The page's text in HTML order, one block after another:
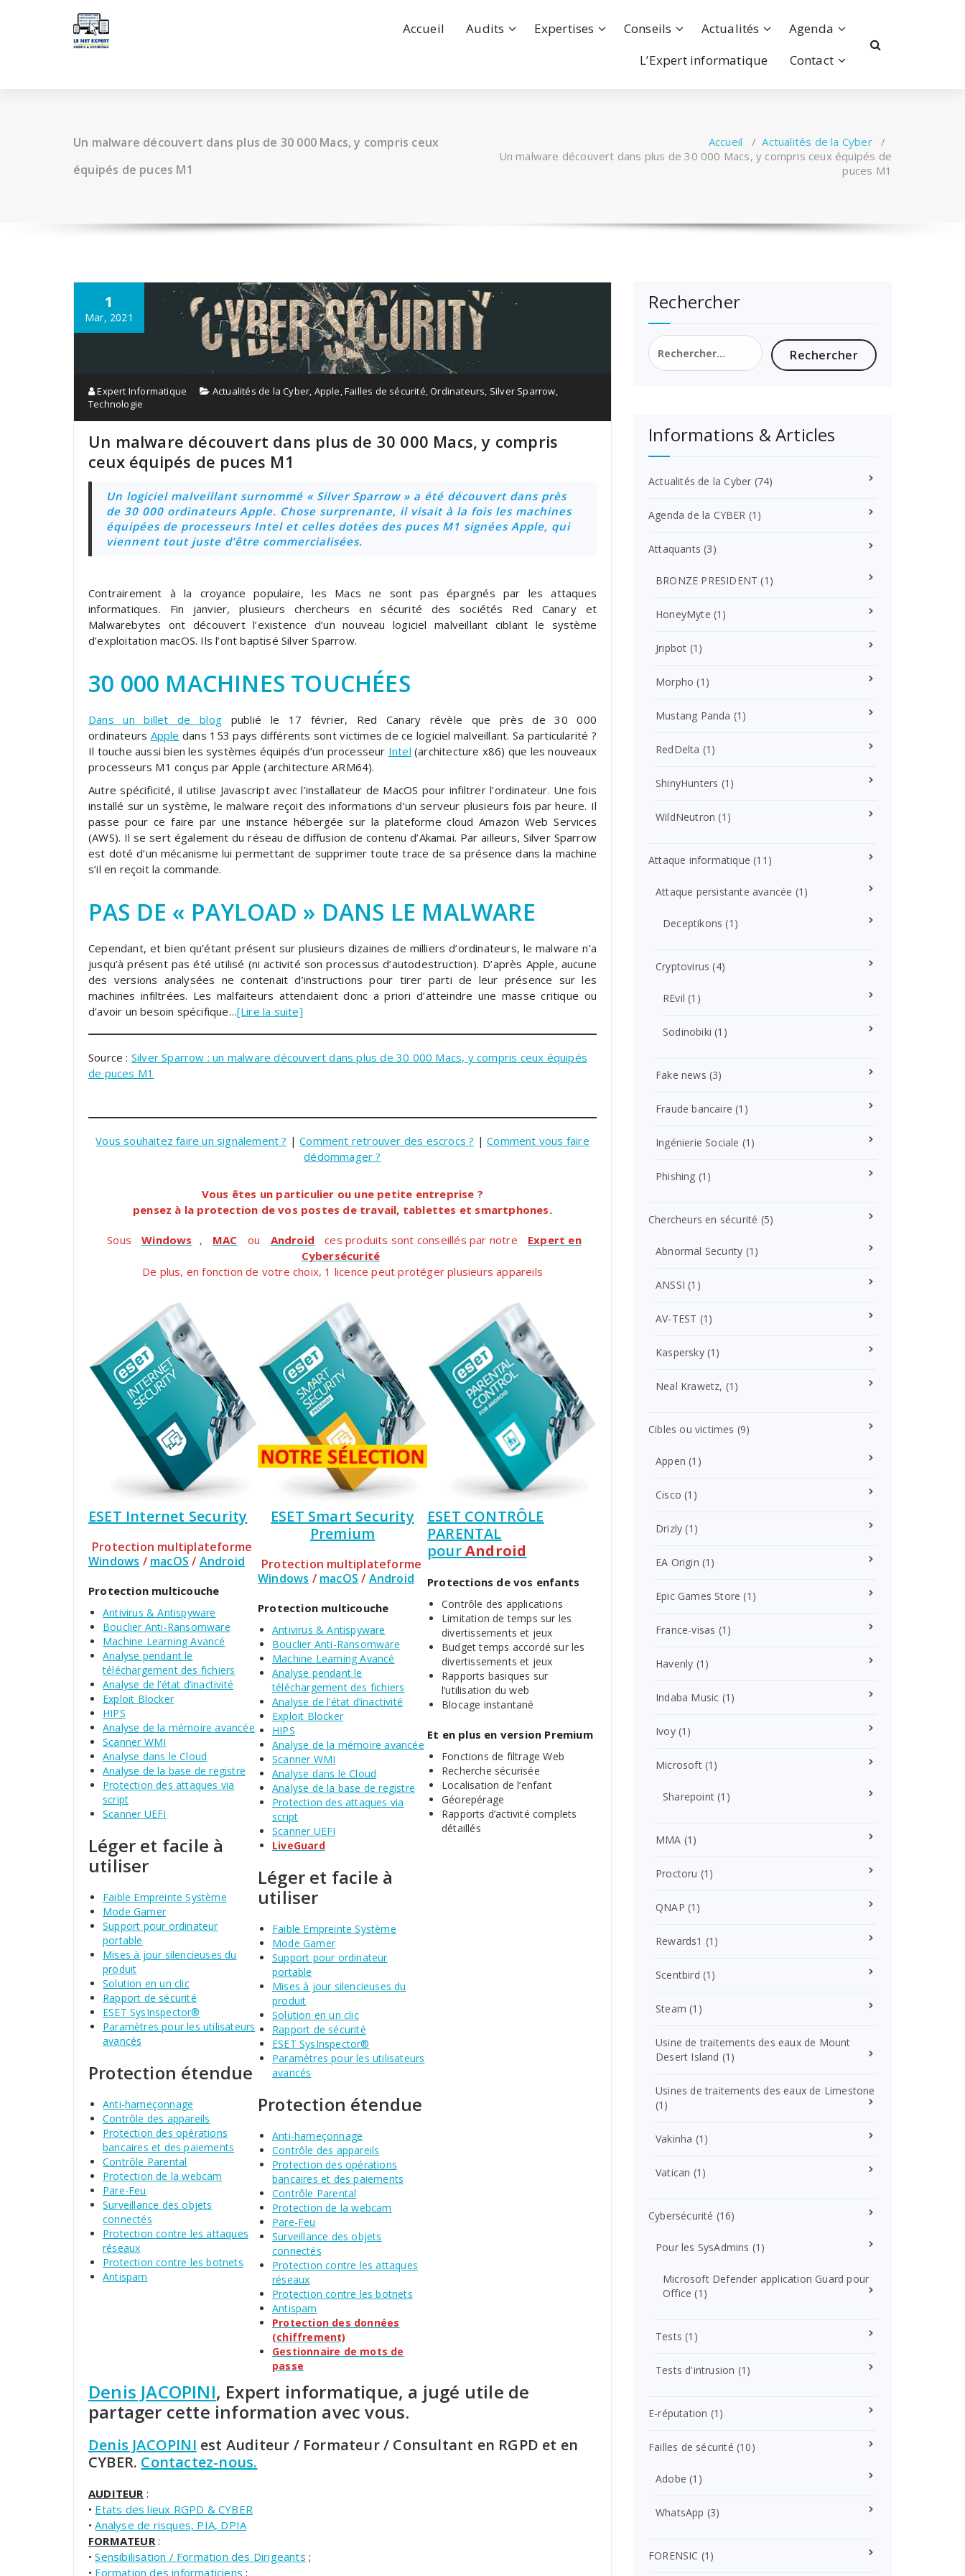
Accueil Audits Expertises Conseils Actualités
Agenda
L’Expert informatique
Contact
Un malware découvert dans plus de 30 000 Macs, y compris ceux
équipés de puces M1
Accueil /Actualités de la Cyber/
Un malware découvert dans plus de 30 000 Macs, y compris ceux équipés de
puces M1
1
Mar, 2021
Expert Informatique Actualités de la Cyber Apple ,Failles de sécurité ,Ordinateurs Silver Sparrow
Technologie
Un malware découvert dans plus de 30 000 Macs, y compris
ceux équipés de puces M1
Un logiciel malveillant surnommé « Silver Sparrow » a été découvert dans près
de 30 000 ordinateurs Apple. Chose surprenante, il visait à la fois les machines
équipées de processeurs Intel et celles dotées des puces M1 signées Apple, qui
viennent tout juste d’être commercialisées.
Contrairement à la croyance populaire, les Macs ne sont pas épargnés par les attaques
informatiques. Fin janvier, plusieurs chercheurs en sécurité des sociétés Red Canary et
Malwarebytes ont découvert l’existence d’un nouveau logiciel malveillant ciblant le système
d’exploitation macOS. Ils l’ont baptisé Silver Sparrow.
30 000 MACHINES TOUCHÉES
Dans un billet de blog publié le 17 février, Red Canary révèle que près de 30 000
ordinateurs Apple dans 153 pays différents sont victimes de ce logiciel malveillant. Sa particularité ?
Il touche aussi bien les systèmes équipés d’un processeur Intel (architecture x86) que les nouveaux
processeurs M1 conçus par Apple (architecture ARM64).
Autre spécificité, il utilise Javascript avec l’installateur de MacOS pour infiltrer l’ordinateur. Une fois
installé sur un système, le malware reçoit des informations d’un serveur plusieurs fois par heure. Il
passe pour ce faire par une instance hébergée sur la plateforme cloud Amazon Web Services
(AWS). Il se sert également du réseau de diffusion de contenu d’Akamai. Par ailleurs, Silver Sparrow
est doté d’un mécanisme lui permettant de supprimer toute trace de sa présence dans la machine
s’il en reçoit la commande.
PAS DE « PAYLOAD » DANS LE MALWARE
Cependant, et bien qu’étant présent sur plusieurs dizaines de milliers d’ordinateurs, le malware n’a
jusqu’à présent pas été utilisé (ni activité son processus d’autodestruction). D’après Apple, aucune
des versions analysées ne contenait d’instructions pour tirer parti de leur présence sur les
machines infiltrées. Les malfaiteurs attendaient donc a priori d’atteindre une masse critique ou
d’avoir un besoin spécifique…[Lire la suite]
Source : Silver Sparrow : un malware découvert dans plus de 30 000 Macs, y compris ceux équipés
de puces M1
Vous souhaitez faire un signalement ? |Comment retrouver des escrocs ? |Comment vous faire
dédommager ?
Vous êtes un particulier ou une petite entreprise ?
pensez à la protection de vos postes de travail, tablettes et smartphones.
Sous Windows , MAC ou Android ces produits sont conseillés par notre
Expert en
Cybersécurité
De plus, en fonction de votre choix, 1 licence peut protéger plusieurs appareils
ESET Internet Security
Protection multiplateforme
Windows / macOS / Android
Protection multicouche
Antivirus & Antispyware
Bouclier Anti-Ransomware
Machine Learning Avancé
Analyse pendant le
téléchargement des fichiers
Analyse de l’état d’inactivité
Exploit Blocker
HIPS
Analyse de la mémoire avancée
Scanner WMI
Analyse dans le Cloud
Analyse de la base de registre
Protection des attaques via
script
Scanner UEFI
Léger et facile à
utiliser
Faible Empreinte Système
Mode Gamer
Support pour ordinateur
portable
Mises à jour silencieuses du
produit
Solution en un clic
Rapport de sécurité
ESET SysInspector®
Paramètres pour les utilisateurs
avancés
Protection étendue
Anti-hameçonnage
Contrôle des appareils
Protection des opérations
bancaires et des paiements
Contrôle Parental
Protection de la webcam
Pare-Feu
Surveillance des objets
connectés
Protection contre les attaques
réseaux
Protection contre les botnets
Antispam
ESET Smart Security
Premium
Protection multiplateforme
Windows / macOS / Android
Protection multicouche
Antivirus & Antispyware
Bouclier Anti-Ransomware
Machine Learning Avancé
Analyse pendant le
téléchargement des fichiers
Analyse de l’état d’inactivité
Exploit Blocker
HIPS
Analyse de la mémoire avancée
Scanner WMI
Analyse dans le Cloud
Analyse de la base de registre
Protection des attaques via
script
Scanner UEFI
LiveGuard
Léger et facile à
utiliser
Faible Empreinte Système
Mode Gamer
Support pour ordinateur
portable
Mises à jour silencieuses du
produit
Solution en un clic
Rapport de sécurité
ESET SysInspector®
Paramètres pour les utilisateurs
avancés
Protection étendue
Anti-hameçonnage
Contrôle des appareils
Protection des opérations
bancaires et des paiements
Contrôle Parental
Protection de la webcam
Pare-Feu
Surveillance des objets
connectés
Protection contre les attaques
réseaux
Protection contre les botnets
Antispam
Protection des données
(chiffrement)
Gestionnaire de mots de
passe
ESET CONTRÔLE
PARENTAL
pourAndroid
Protections de vos enfants
Contrôle des applications
Limitation de temps sur les
divertissements et jeux
Budget temps accordé sur les
divertissements et jeux
Rapports basiques sur
l’utilisation du web
Blocage instantané
Et en plus en version Premium
Fonctions de filtrage Web
Recherche sécurisée
Localisation de l’enfant
Géorepérage
Rapports d’activité complets
détaillés
Denis JACOPINI, Expert informatique, a jugé utile de
partager cette information avec vous.
Denis JACOPINI est Auditeur / Formateur / Consultant en RGPD et en
CYBER. Contactez-nous.
AUDITEUR :
• Etats des lieux RGPD & CYBER
•Analyse de risques, PIA, DPIA
FORMATEUR:
•Sensibilisation / Formation des Dirigeants ;
• Formation des informaticiens ;
Rechercher
Rechercher :
Informations & Articles
Actualités de la Cyber (74)
Agenda de la CYBER (1)
Attaquants (3)
BRONZE PRESIDENT (1)
HoneyMyte (1)
Jripbot (1)
Morpho (1)
Mustang Panda (1)
RedDelta (1)
ShinyHunters (1)
WildNeutron (1)
Attaque informatique (11)
Attaque persistante avancée (1)
Deceptikons (1)
Cryptovirus (4)
REvil (1)
Sodinobiki (1)
Fake news (3)
Fraude bancaire (1)
Ingénierie Sociale (1)
Phishing (1)
Chercheurs en sécurité (5)
Abnormal Security (1)
ANSSI (1)
AV-TEST (1)
Kaspersky(1)
Neal Krawetz, (1)
Cibles ou victimes (9)
Appen (1)
Cisco (1)
Drizly (1)
EA Origin (1)
Epic Games Store (1)
France-visas (1)
Havenly (1)
Indaba Music (1)
Ivoy(1)
Microsoft(1)
Sharepoint (1)
MMA (1)
Proctoru (1)
QNAP (1)
Rewards1 (1)
Scentbird (1)
Steam (1)
Usine de traitements des eaux de Mount
Desert Island (1)
Usines de traitements des eaux de Limestone
(1)
Vakinha (1)
Vatican (1)
Cybersécurité (16)
Pour les SysAdmins (1)
Microsoft Defender application Guard pour
Office (1)
Tests (1)
Tests d'intrusion (1)
E-réputation (1)
Failles de sécurité (10)
Adobe (1)
WhatsApp (3)
FORENSIC (1)